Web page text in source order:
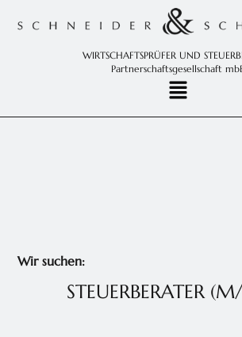
WIRTSCHAFTSPRÜFER UND
Partnerschaftsgesellschaft
Wir suchen:
STEUERBERATER